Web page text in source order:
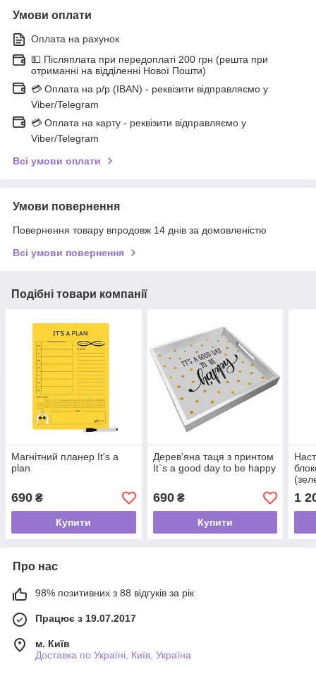
Умови оплати
Оплата на рахунок
💵 Післяплата при передоплаті 200 грн (решта при
отриманні на відділенні Нової Пошти)
💳 Оплата на р/р (IBAN) - реквізити відправляємо у
Viber/Telegram
💳 Оплата на карту - реквізити відправляємо у
Viber/Telegram
Всі умови оплати
Умови повернення
Повернення товару впродовж 14 днів за домовленістю
Всі умови повернення
Подібні товари компанії
Магнітний планер It's a
plan
690 ₴
Купити
Дерев'яна таця з принтом
It`s a good day to be happy
690₴
Купити
1
Про нас
98% позитивних з 88 відгуків за рік
Працює з 19.07.2017
м. Київ
Доставка по Україні, Київ, Україна